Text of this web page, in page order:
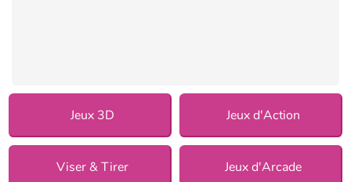
Jeux 3D Jeux d'Action
Viser & Tirer Jeux d'Arcade